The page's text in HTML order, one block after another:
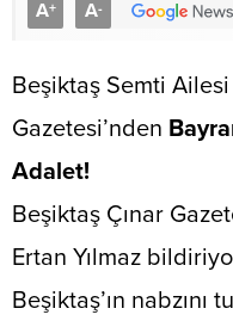
A+ A-
Beşiktaş Semti
Gazetesi’nden
Adalet!
​Beşiktaş Çınar
Ertan Yılmaz
​Beşiktaş’ın nabzını